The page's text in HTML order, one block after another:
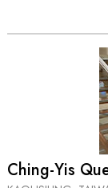
Ching-Yis